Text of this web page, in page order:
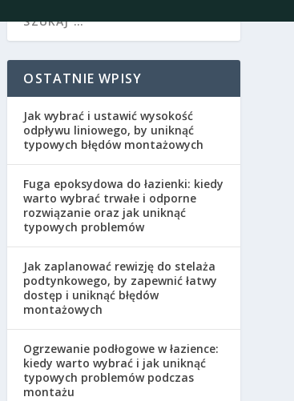
OSTATNIE WPISY
Jak wybrać i ustawić wysokość
odpływu liniowego, by uniknąć
typowych błędów montażowych
Fuga epoksydowa do łazienki: kiedy
warto wybrać trwałe i odporne
rozwiązanie oraz jak uniknąć
typowych problemów
Jak zaplanować rewizję do stelaża
podtynkowego, by zapewnić łatwy
dostęp i uniknąć błędów
montażowych
Ogrzewanie podłogowe w łazience:
kiedy warto wybrać i jak uniknąć
typowych problemów podczas
montażu